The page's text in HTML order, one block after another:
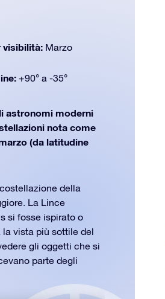
visibilità: Marzo
+90° a -35°
astronomi moderni
nota come
(da latitudine
della
La Lince
si fosse ispirato o
vista più sottile del
gli oggetti che si
parte degli